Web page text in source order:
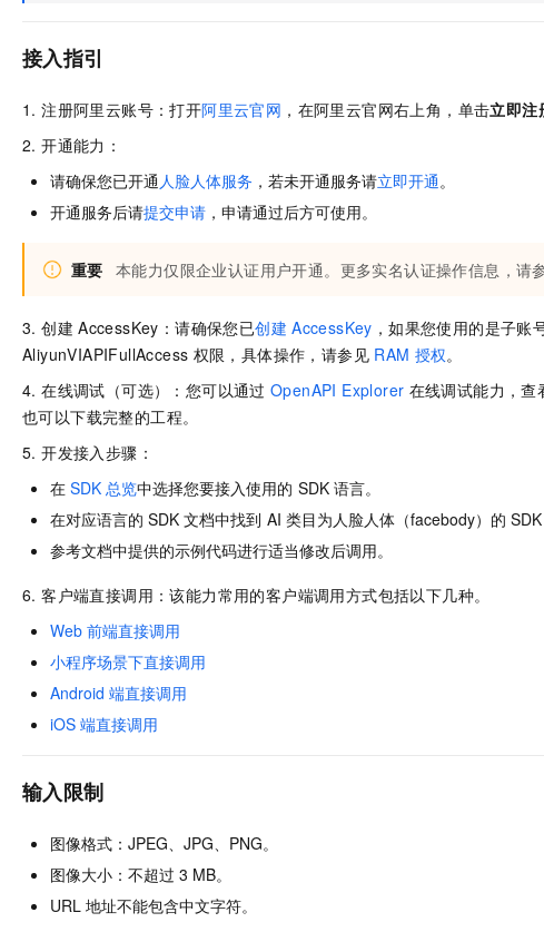
接入指引
1. 注册阿里云账号：打开阿里云官网 ，在阿里云官网右上角，单击立即注
2. 开通能力：
请确保您已开通 人脸人体服务 ，若未开通服务请立即开通。
开通服务后请提交申请 ，申请通过后方可使用。
重要 本能力仅限企业认证用户开通。更多实名认证操作信息，请
3. 创建 AccessKey：请确保您已创建 AccessKey ，如果您使用的是子账
AliyunVIAPIFullAccess 权限，具体操作，请参见 RAM 授权。
4. 在线调试（可选）：您可以通过 OpenAPI Explorer 在线调试能力，查
也可以下载完整的工程。
5. 开发接入步骤：
在 SDK 总览中选择您要接入使用的 SDK 语言。
在对应语言的 SDK 文档中找到 AI 类目为人脸人体（facebody）的 SDK
参考文档中提供的示例代码进行适当修改后调用。
6. 客户端直接调用：该能力常用的客户端调用方式包括以下几种。
Web 前端直接调用
小程序场景下直接调用
Android 端直接调用
iOS 端直接调用
输入限制
图像格式：JPEG、JPG、PNG。
图像大小：不超过 3 MB。
URL 地址不能包含中文字符。
千问AI平台-Token Plan
千问AI平台-模型体验
在线体验全尺寸、多种模态的模型效果
Happy 系列大模型
新一代 AI 视频生成模型，深度适配广告营销等场景
灵活可视化地构建企业级 Agent
大模型解决方案
依托云原生高可用架构,实现Dify私有化部署
在企业官网、通讯软件中为客户提供 AI 客服
用1%尺寸在特定领域达到大模型90%以上效果
多种方案随心选，轻松解锁专属 DeepSeek
行业生态解决方案